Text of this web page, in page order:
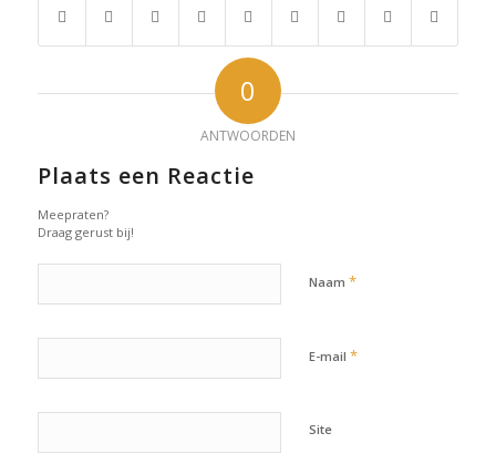
0
ANTWOORDEN
Plaats een Reactie
Meepraten?
Draag gerust bij!
Naam *
E-mail *
Site